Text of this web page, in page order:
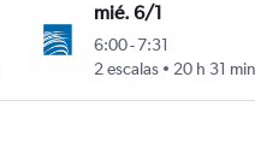
mié. 6/1
6:00-7:31
2 escalas
20 h 31 min